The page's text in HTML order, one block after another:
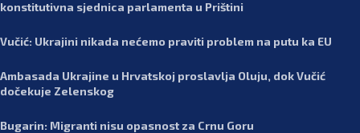
konstitutivna sjednica parlamenta u Prištini
Vučić: Ukrajini nikada nećemo praviti problem na putu ka EU
Ambasada Ukrajine u Hrvatskoj proslavlja Oluju, dok Vučić
dočekuje Zelenskog
Bugarin: Migranti nisu opasnost za Crnu Goru